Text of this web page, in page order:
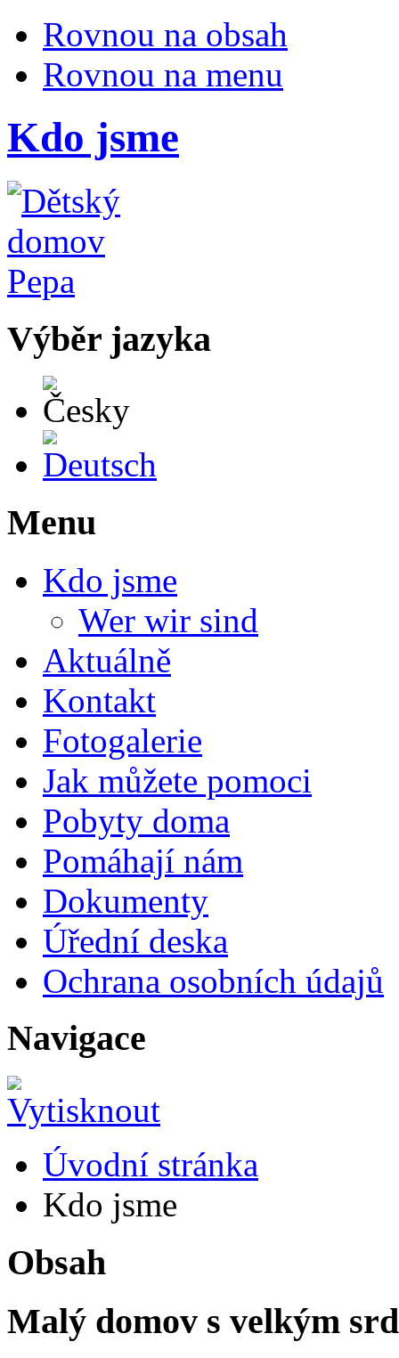
Rovnou na obsah
Rovnou na menu
Kdo jsme
Výběr jazyka
Menu
Kdo jsme
Wer wir sind
Aktuálně
Kontakt
Fotogalerie
Jak můžete pomoci
Pobyty doma
Pomáhají nám
Dokumenty
Úřední deska
Ochrana osobních údajů
Navigace
Úvodní stránka
Kdo jsme
Obsah
Malý domov s velkým